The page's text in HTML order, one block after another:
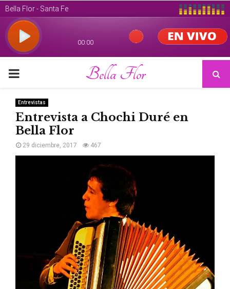
PRIMARY
MENU
Bella Flor
Entrevistas
Entrevista a Chochi Duré en
Bella Flor
29 diciembre, 2017 467